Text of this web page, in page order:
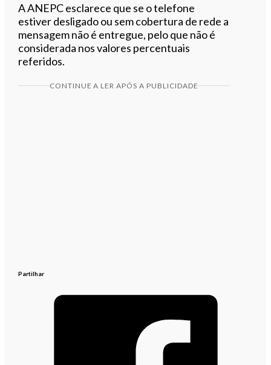
AANEPCesclarece que se o telefone
estiver desligado ou sem cobertura de rede a
mensagem não é entregue, pelo que não é
considerada nos valores percentuais
referidos.
CONTINUE A LER APÓS A PUBLICIDADE
Partilhar